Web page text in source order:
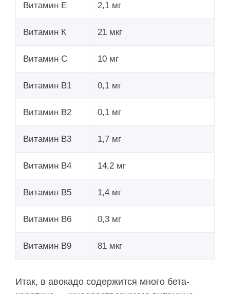
Витамин Е 2,1 мг
Витамин К 21 мкг
Витамин С 10 мг
Витамин В1 0,1 мг
Витамин В2 0,1 мг
Витамин В3 1,7 мг
Витамин В4 14,2 мг
Витамин В5 1,4 мг
Витамин В6 0,3 мг
Витамин В9 81 мкг
Итак, в авокадо содержится много бета-